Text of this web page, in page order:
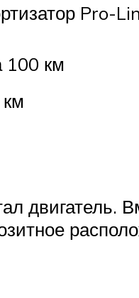
Pro-
100 км
двигатель.